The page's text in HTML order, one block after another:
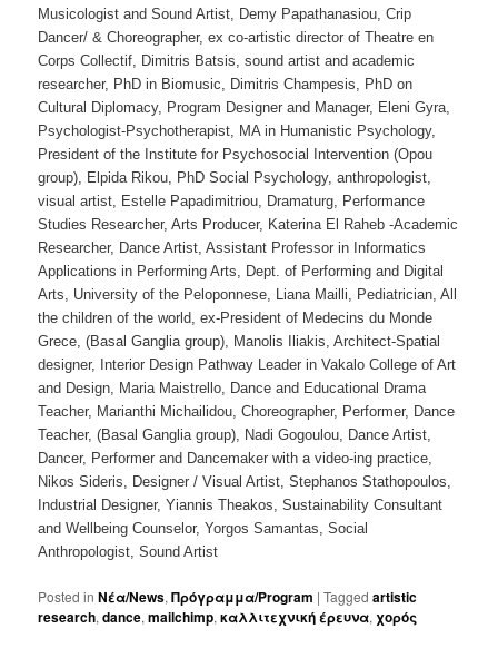
Musicologist and Sound Artist, Demy Papathanasiou, Crip
Dancer/ & Choreographer, ex co-artistic director of Theatre en
Corps Collectif, Dimitris Batsis, sound artist and academic
researcher, PhD in Biomusic, Dimitris Champesis, PhD on
Cultural Diplomacy, Program Designer and Manager, Eleni Gyra,
Psychologist-Psychotherapist, MA in Humanistic Psychology,
President of the Institute for Psychosocial Intervention (Opou
group), Elpida Rikou, PhD Social Psychology, anthropologist,
visual artist, Estelle Papadimitriou, Dramaturg, Performance
Studies Researcher, Arts Producer, Katerina El Raheb -Academic
Researcher, Dance Artist, Assistant Professor in Informatics
Applications in Performing Arts, Dept. of Performing and Digital
Arts, University of the Peloponnese, Liana Mailli, Pediatrician, All
the children of the world, ex-President of Medecins du Monde
Grece, (Basal Ganglia group), Manolis Iliakis, Architect-Spatial
designer, Interior Design Pathway Leader in Vakalo College of Art
and Design, Maria Maistrello, Dance and Educational Drama
Teacher, Marianthi Michailidou, Choreographer, Performer, Dance
Teacher, (Basal Ganglia group), Nadi Gogoulou, Dance Artist,
Dancer, Performer and Dancemaker with a video-ing practice,
Nikos Sideris, Designer / Visual Artist, Stephanos Stathopoulos,
Industrial Designer, Yiannis Theakos, Sustainability Consultant
and Wellbeing Counselor, Yorgos Samantas, Social
Anthropologist, Sound Artist
Posted in Νέα/News,Πρόγραμμα/Program |Tagged artistic
research,dance,mailchimp,καλλιτεχνική έρευνα, χορός